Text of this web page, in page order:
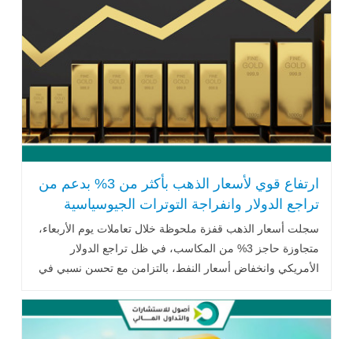
ارتفاع قوي لأسعار الذهب بأكثر من 3% بدعم من
تراجع الدولار وانفراجة التوترات الجيوسياسية
سجلت أسعار الذهب قفزة ملحوظة خلال تعاملات يوم الأربعاء،
متجاوزة حاجز 3% من المكاسب، في ظل تراجع الدولار
الأمريكي وانخفاض أسعار النفط، بالتزامن مع تحسن نسبي في